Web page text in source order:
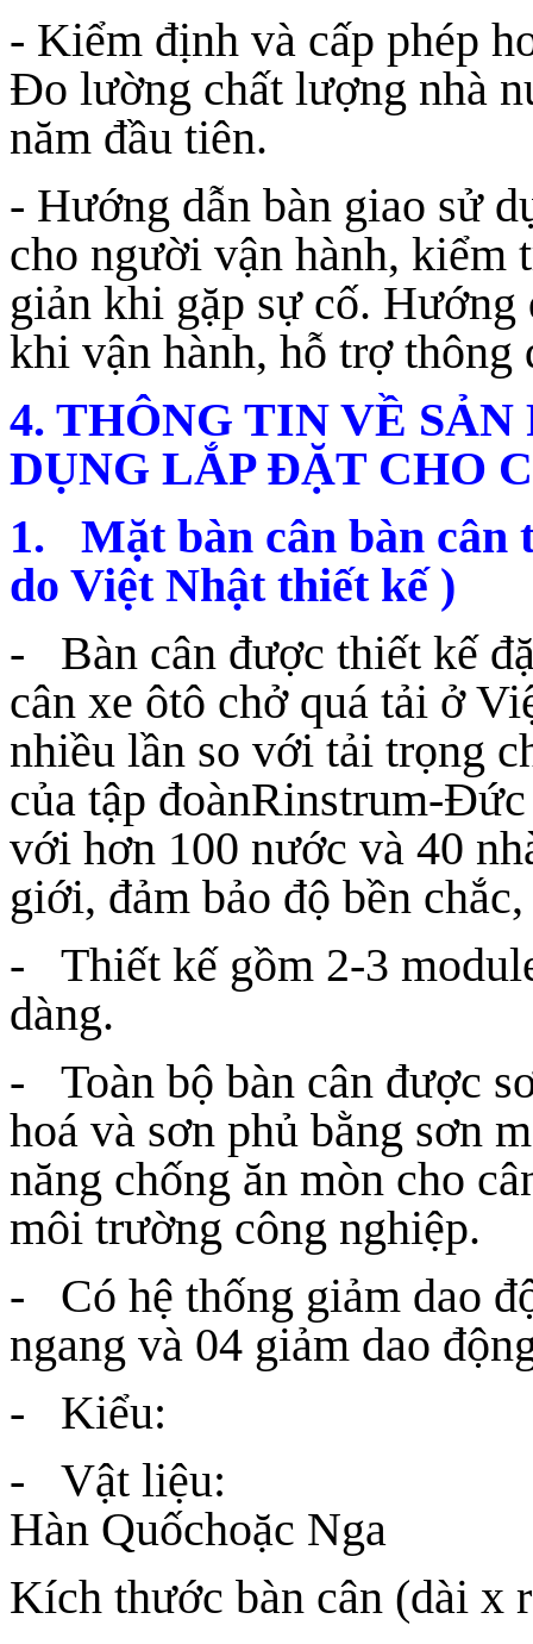
- Kiểm định và cấp phép
Đo lường chất lượng nhà
năm đầu tiên.
- Hướng dẫn bàn giao sử
cho người vận hành, kiểm
giản khi gặp sự cố.
khi vận hành, hỗ trợ
4. THÔNG TIN VỀ
DỤNG LẮP ĐẶT CHO
1. Mặt bàn cân bàn cân
do Việt Nhật thiết kế )
- Bàn cân được thiết kế
cân xe ôtô chở quá tải ở
nhiều lần so với tải trọng
của tập đoànRinstrum-
với hơn 100 nước và 40
giới, đảm bảo độ bền
- Thiết kế gồm 2-3
dàng.
- Toàn bộ bàn cân được
hoá và sơn phủ bằng sơn
năng chống ăn mòn cho
môi trường công nghiệp.
- Có hệ thống giảm dao
ngang và 04 giảm dao
- Kiểu: Cân
- Vật liệu:
Hàn Quốchoặc Nga
Kích thước bàn cân (dài x